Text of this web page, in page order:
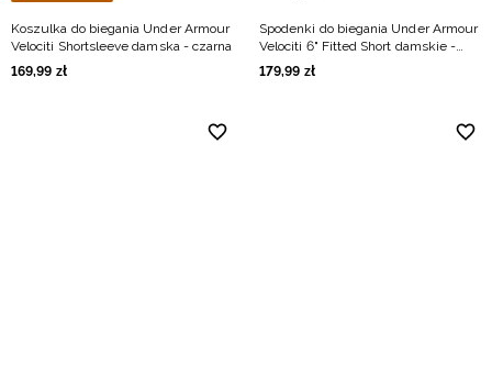
Koszulka do biegania Under Armour
Velociti Shortsleeve damska - czarna
169,99 zł
Spodenki do biegania Under Armour
Velociti 6" Fitted Short damskie -
szare
179,99 zł